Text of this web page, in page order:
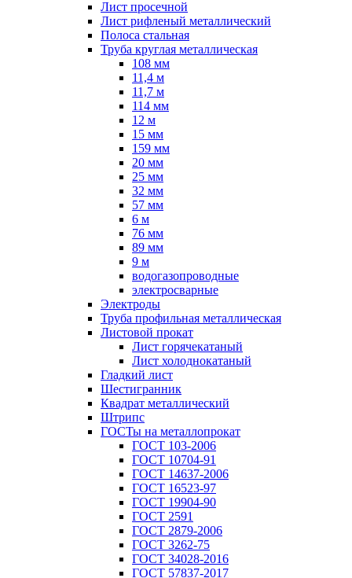
Лист просечной
Лист рифленый металлический
Полоса стальная
Труба круглая металлическая
108 мм
11,4 м
11,7 м
114 мм
12 м
15 мм
159 мм
20 мм
25 мм
32 мм
57 мм
6 м
76 мм
89 мм
9 м
водогазопроводные
электросварные
Электроды
Труба профильная металлическая
Листовой прокат
Лист горячекатаный
Лист холоднокатаный
Гладкий лист
Шестигранник
Квадрат металлический
Штрипс
ГОСТы на металлопрокат
ГОСТ 103-2006
ГОСТ 10704-91
ГОСТ 14637-2006
ГОСТ 16523-97
ГОСТ 19904-90
ГОСТ 2591
ГОСТ 2879-2006
ГОСТ 3262-75
ГОСТ 34028-2016
ГОСТ 57837-2017